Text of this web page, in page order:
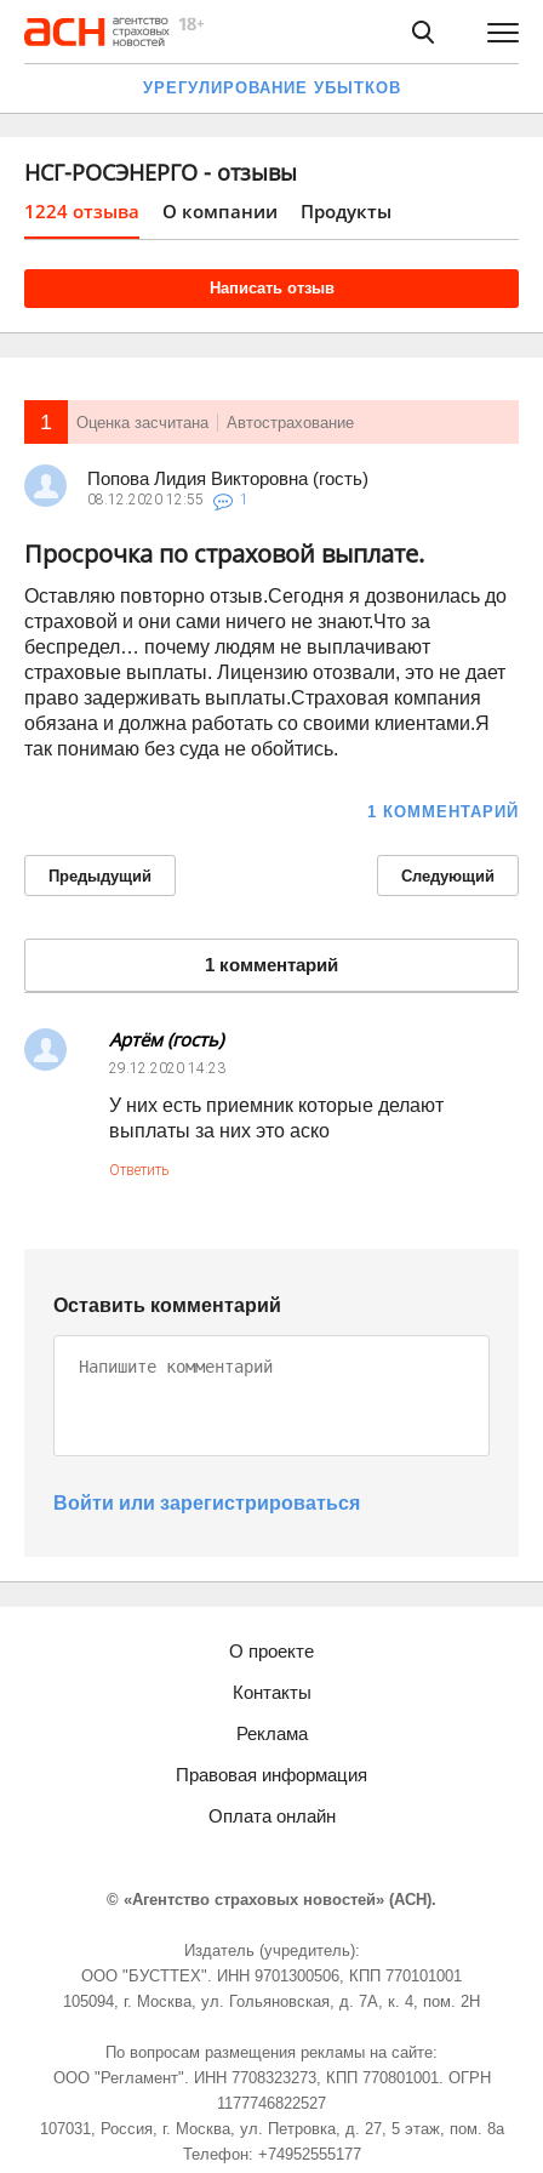
УРЕГУЛИРОВАНИЕ УБЫТКОВ
НСГ-РОСЭНЕРГО - отзывы
1224 отзыва О компании Продукты
Написать отзыв
1 Оценка засчитана Автострахование
Попова Лидия Викторовна (гость)
08.12.2020 12:55 1
Просрочка по страховой выплате.
Оставляю повторно отзыв.Сегодня я дозвонилась до
страховой и они сами ничего не знают.Что за
беспредел… почему людям не выплачивают
страховые выплаты. Лицензию отозвали, это не дает
право задерживать выплаты.Страховая компания
обязана и должна работать со своими клиентами.Я
так понимаю без суда не обойтись.
1 КОММЕНТАРИЙ
Предыдущий Следующий
1 комментарий
Артём (гость)
29.12.2020 14:23
У них есть приемник которые делают
выплаты за них это аско
Ответить
Оставить комментарий
Войти или зарегистрироваться
О проекте
Контакты
Реклама
Правовая информация
Оплата онлайн
© «Агентство страховых новостей» (АСН).
Издатель (учредитель):
ООО "БУСТТЕХ". ИНН 9701300506, КПП 770101001
105094, г. Москва, ул. Гольяновская, д. 7А, к. 4, пом. 2Н
По вопросам размещения рекламы на сайте:
ООО "Регламент". ИНН 7708323273, КПП 770801001. ОГРН
1177746822527
107031, Россия, г. Москва, ул. Петровка, д. 27, 5 этаж, пом. 8а
Телефон: +74952555177